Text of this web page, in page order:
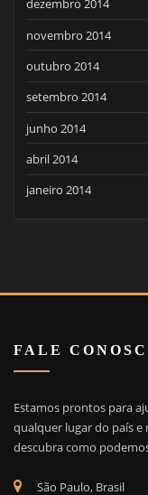
dezembro 2014
novembro 2014
outubro 2014
setembro 2014
junho 2014
abril 2014
janeiro 2014
FALE
Estamos prontos para
qualquer lugar do país
descubra como
São Paulo, Brasil